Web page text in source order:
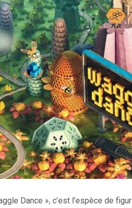
Dance », c’est l’espèce de